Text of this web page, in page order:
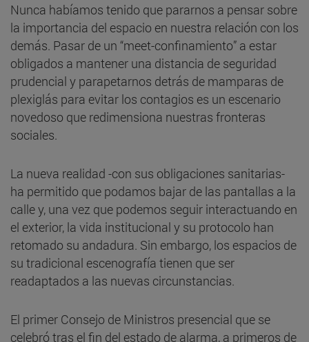
Nunca habíamos tenido que pararnos a pensar sobre
la importancia del espacio en nuestra relación con los
demás. Pasar de un “meet-confinamiento” a estar
obligados a mantener una distancia de seguridad
prudencial y parapetarnos detrás de mamparas de
plexiglás para evitar los contagios es un escenario
novedoso que redimensiona nuestras fronteras
sociales.
La nueva realidad -con sus obligaciones sanitarias-
ha permitido que podamos bajar de las pantallas a la
calle y, una vez que podemos seguir interactuando en
el exterior, la vida institucional y su protocolo han
retomado su andadura. Sin embargo, los espacios de
su tradicional escenografía tienen que ser
readaptados a las nuevas circunstancias.
El primer Consejo de Ministros presencial que se
celebró tras el fin del estado de alarma, a primeros de